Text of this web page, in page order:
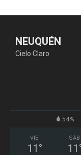
NEUQUÉN
Cielo Claro
54%
VIE
11 °
SÁB
11